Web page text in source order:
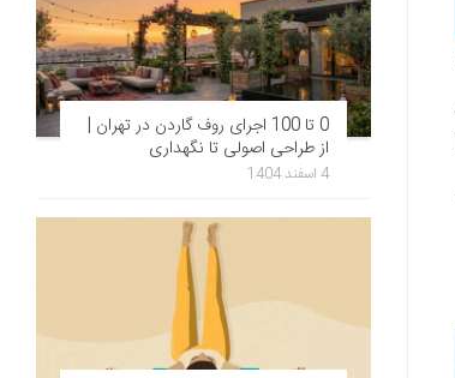
0 تا 100 اجرای روف گاردن در تهران |
از طراحی اصولی تا نگهداری
4 اسفند 1404